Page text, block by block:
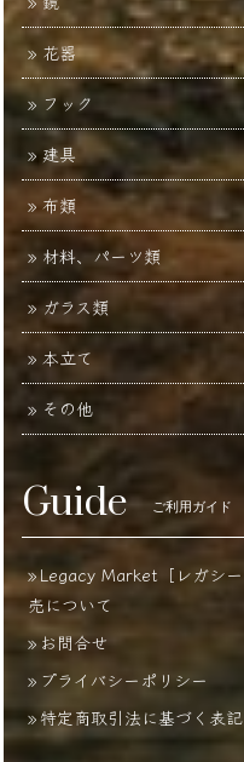
花器
フック
建具
布類
材料、パーツ類
ガラス類
本立て
その他
Guide ご利用ガイド
Legacy Market［レガシ
売について
お問合せ
プライバシーポリシー
特定商取引法に基づく表記